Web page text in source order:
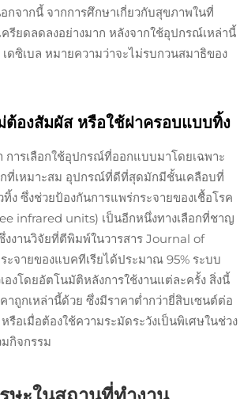
กจากนี้ จากการศึกษาเกี่ยวกับสุขภาพในที่
รียดลดลงอย่างมาก หลังจากใช้อุปกรณ์เหล่านี้
ดซิเบล หมายความว่าจะไม่รบกวนสมาธิของ
องสัมผัส หรือใช้ฝาครอบแบบทิ้ง
การเลือกใช้อุปกรณ์ที่ออกแบบมาโดยเฉพาะ
กที่เหมาะสม อุปกรณ์ที่ดีที่สุดมักมีชั้นเคลือบที่
ซึ่งช่วยป้องกันการแพร่กระจายของเชื้อโรค
infrared units) เป็นอีกหนึ่งทางเลือกที่ชาญ
งงานวิจัยที่ตีพิมพ์ในวารสาร Journal of
จายของแบคทีเรียได้ประมาณ 95% ระบบ
งโดยอัตโนมัติหลังการใช้งานแต่ละครั้ง สิ่งนี้
ถูกเหล่านี้ด้วย ซึ่งมีราคาต่ำกว่ายี่สิบเซนต์ต่อ
อเมื่อต้องใช้ความระมัดระวังเป็นพิเศษในช่วง
กิจกรรม